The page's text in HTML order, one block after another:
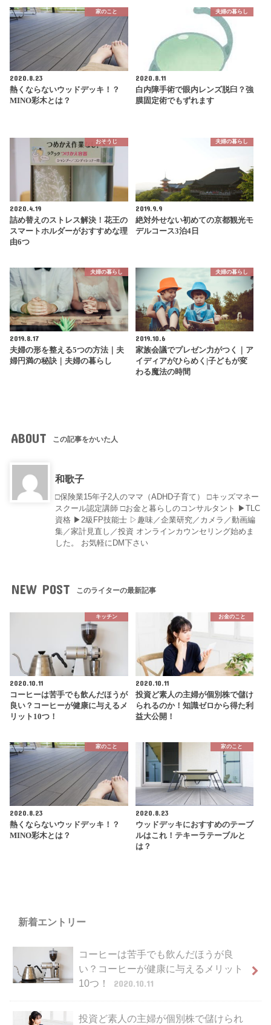
家のこと
2020.8.23
熱くならないウッドデッキ！？
MINO彩木とは？
夫婦の暮らし
2020.8.11
白内障手術で眼内レンズ脱臼？強
膜固定術でもずれます
おそうじ
2020.4.19
詰め替えのストレス解決！花王の
スマートホルダーがおすすめな理
由6つ
夫婦の暮らし
2019.9.9
絶対外せない初めての京都観光モ
デルコース3泊4日
夫婦の暮らし
2019.8.17
夫婦の形を整える5つの方法｜夫
婦円満の秘訣｜夫婦の暮らし
夫婦の暮らし
2019.10.6
家族会議でプレゼン力がつく｜ア
イディアがひらめく|子どもが変
わる魔法の時間
ABOUT この記事をかいた人
和歌子
□保険業15年子2人のママ（ADHD子育て） □キッズマネー
スクール認定講師 □お金と暮らしのコンサルタント ▶︎TLC
資格 ▶︎2級FP技能士 ▷趣味／企業研究／カメラ／動画編
集／家計見直し／投資 オンラインカウンセリング始めま
した。 お気軽にDM下さい
NEW POST このライターの最新記事
キッチン
2020.10.11
コーヒーは苦手でも飲んだほうが
良い？コーヒーが健康に与えるメ
リット10つ！
お金のこと
2020.10.11
投資ど素人の主婦が個別株で儲け
られるのか！知識ゼロから得た利
益大公開！
家のこと
2020.8.23
熱くならないウッドデッキ！？
MINO彩木とは？
家のこと
2020.8.23
ウッドデッキにおすすめのテーブ
ルはこれ！テキーラテーブルと
は？
新着エントリー
コーヒーは苦手でも飲んだほうが良
い？コーヒーが健康に与えるメリット
10つ！
2020.10.11
投資ど素人の主婦が個別株で儲けられ